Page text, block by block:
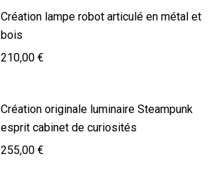
Création lampe robot articulé en métal et
bois
210,00 €
Création originale luminaire Steampunk
esprit cabinet de curiosités
255,00 €